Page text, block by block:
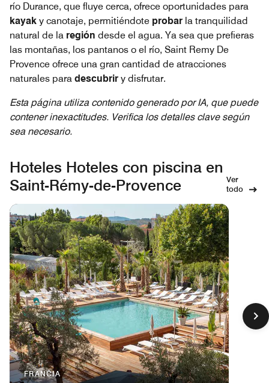
río Durance, que fluye cerca, ofrece oportunidades para
kayak y canotaje, permitiéndote probar la tranquilidad
natural de la región desde el agua. Ya sea que prefieras
las montañas, los pantanos o el río, Saint Remy De
Provence ofrece una gran cantidad de atracciones
naturales para descubrir y disfrutar.
Esta página utiliza contenido generado por IA, que puede
contener inexactitudes. Verifica los detalles clave según
sea necesario.
Hoteles Hoteles con piscina en
Saint-Rémy-de-Provence
Ver
todo
FRANCIA